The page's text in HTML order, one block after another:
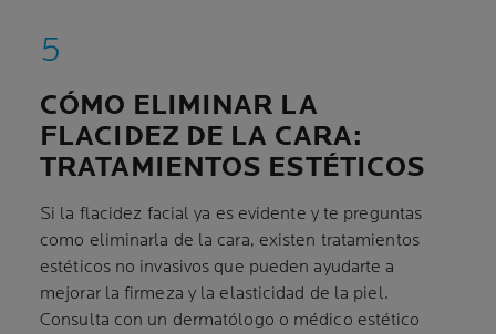
CÓMO ELIMINAR LA
FLACIDEZ DE LA CARA:
TRATAMIENTOS ESTÉTICOS
Si la flacidez facial ya es evidente y te preguntas
como eliminarla de la cara, existen tratamientos
estéticos no invasivos que pueden ayudarte a
mejorar la firmeza y la elasticidad de la piel.
Consulta con un dermatólogo o médico estético